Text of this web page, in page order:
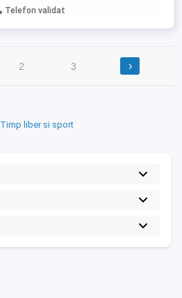
Telefon validat
2 3 ›
Timp liber si sport